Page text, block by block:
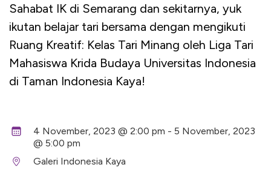
Sahabat IK di Semarang dan sekitarnya, yuk
ikutan belajar tari bersama dengan mengikuti
Ruang Kreatif: Kelas Tari Minang oleh Liga Tari
Mahasiswa Krida Budaya Universitas Indonesia
di Taman Indonesia Kaya!
4 November, 2023 @ 2:00 pm - 5 November, 2023
@ 5:00 pm
Galeri Indonesia Kaya